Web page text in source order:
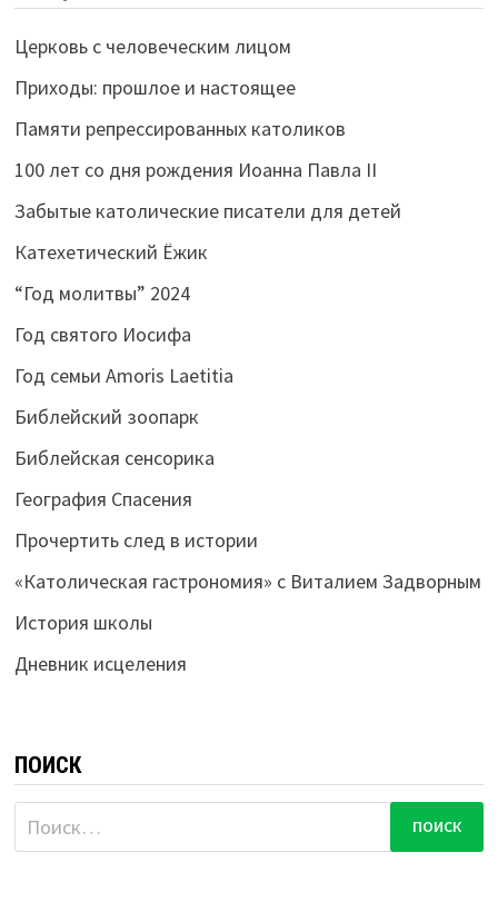
Церковь с человеческим лицом
Приходы: прошлое и настоящее
Памяти репрессированных католиков
100 лет со дня рождения Иоанна Павла II
Забытые католические писатели для детей
Катехетический Ёжик
“Год молитвы” 2024
Год святого Иосифа
Год семьи Amoris Laetitia
Библейский зоопарк
Библейская сенсорика
География Спасения
Прочертить след в истории
«Католическая гастрономия» с Виталием Задворным
История школы
Дневник исцеления
ПОИСК
Найти: